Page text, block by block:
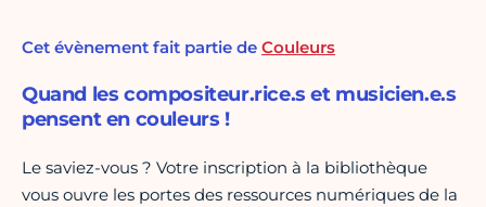
Cet évènement fait partie de Couleurs
Quand les compositeur.rice.s et musicien.e.s
pensent en couleurs !
Le saviez-vous ? Votre inscription à la bibliothèque
vous ouvre les portes des ressources numériques de la